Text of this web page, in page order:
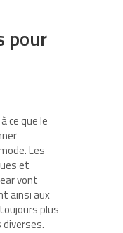
pour
ce que le
Les
et
vont
ainsi aux
plus
diverses.